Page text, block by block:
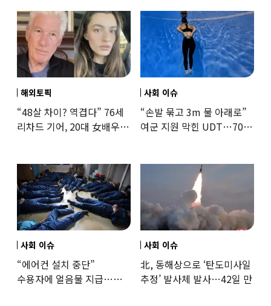
해외토픽
“48살 차이? 역겹다” 76세
리차드 기어, 20대 女배우와
사회 이슈
“손발 묶고 3m 물 아래로”
여군 지원 막힌 UDT…707
사회 이슈
“에어컨 설치 중단”
수용자에 얼음물 지급…
사회 이슈
北, 동해상으로 ‘탄도미사일
추정’ 발사체 발사…42일 만